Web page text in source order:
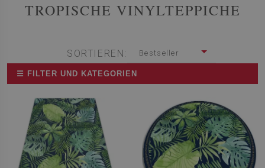
TROPISCHE VINYLTEPPICHE
SORTIEREN: Bestseller
☰ FILTER UND KATEGORIEN